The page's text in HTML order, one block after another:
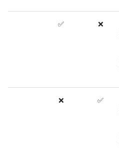
❌
✅
✅
❌